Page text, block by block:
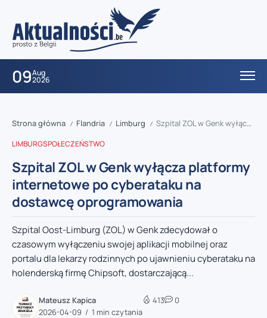
09Aug
2026
Strona główna / Flandria / Limburg / Szpital ZOL w Genk wyłącza platformy internetowe po cyberataku na dostawcę oprogramowania
LIMBURGSPOŁECZEŃSTWO
Szpital ZOL w Genk wyłącza platformy
internetowe po cyberataku na
dostawcę oprogramowania
Szpital Oost-Limburg (ZOL) w Genk zdecydował o
czasowym wyłączeniu swojej aplikacji mobilnej oraz
portalu dla lekarzy rodzinnych po ujawnieniu cyberataku na
holenderską firmę Chipsoft, dostarczającą...
Mateusz Kapica
2026-04-09
1 min czytania
413 0